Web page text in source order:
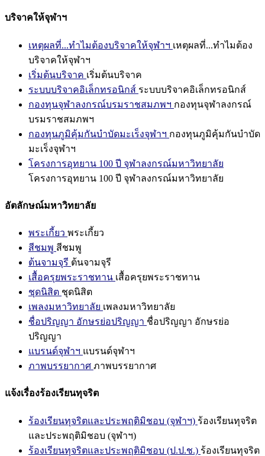
บริจาคให้จุฬาฯ
เหตุผลที่...ทำไมต้องบริจาคให้จุฬาฯ เหตุผลที่...ทำไมต้อง
บริจาคให้จุฬาฯ
เริ่มต้นบริจาค เริ่มต้นบริจาค
ระบบบริจาคอิเล็กทรอนิกส์ ระบบบริจาคอิเล็กทรอนิกส์
กองทุนจุฬาลงกรณ์บรมราชสมภพฯ กองทุนจุฬาลงกรณ์
บรมราชสมภพฯ
กองทุนภูมิคุ้มกันบำบัดมะเร็งจุฬาฯ กองทุนภูมิคุ้มกันบำบัด
มะเร็งจุฬาฯ
โครงการอุทยาน 100 ปี จุฬาลงกรณ์มหาวิทยาลัย
โครงการอุทยาน 100 ปี จุฬาลงกรณ์มหาวิทยาลัย
อัตลักษณ์มหาวิทยาลัย
พระเกี้ยว พระเกี้ยว
สีชมพู สีชมพู
ต้นจามจุรี ต้นจามจุรี
เสื้อครุยพระราชทาน เสื้อครุยพระราชทาน
ชุดนิสิต ชุดนิสิต
เพลงมหาวิทยาลัย เพลงมหาวิทยาลัย
ชื่อปริญญา อักษรย่อปริญญา ชื่อปริญญา อักษรย่อ
ปริญญา
แบรนด์จุฬาฯ แบรนด์จุฬาฯ
ภาพบรรยากาศ ภาพบรรยากาศ
แจ้งเรื่องร้องเรียนทุจริต
ร้องเรียนทุจริตและประพฤติมิชอบ (จุฬาฯ) ร้องเรียนทุจริต
และประพฤติมิชอบ (จุฬาฯ)
ร้องเรียนทุจริตและประพฤติมิชอบ (ป.ป.ช.) ร้องเรียนทุจริต